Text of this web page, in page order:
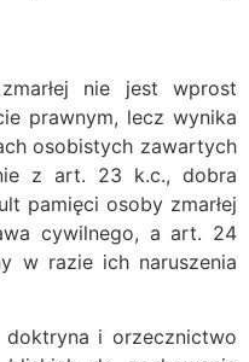
nie jest wprost
prawnym, lecz wynika
osobistych zawartych
z art. 23 k.c., dobra
pamięci osoby zmarłej
cywilnego, a art. 24
w razie ich naruszenia
doktryna i orzecznictwo